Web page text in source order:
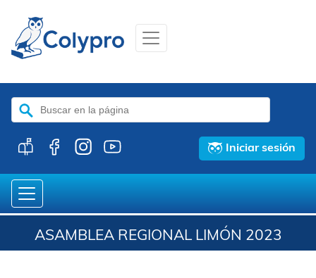
Buscar:
Iniciar sesión
ASAMBLEA REGIONAL LIMÓN 2023